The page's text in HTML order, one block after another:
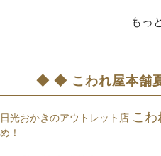
もっ
◆ ◆ こわれ屋本舗
日光おかきのアウトレット店 こ
め！